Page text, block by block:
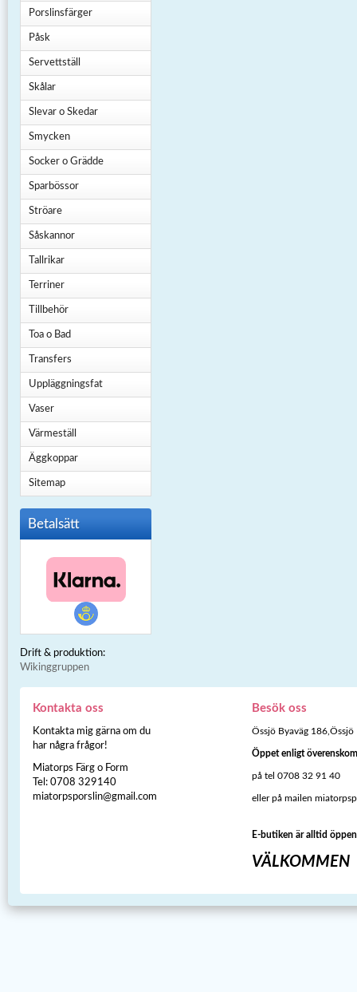
Porslinsfärger
Påsk
Servettställ
Skålar
Slevar o Skedar
Smycken
Socker o Grädde
Sparbössor
Ströare
Såskannor
Tallrikar
Terriner
Tillbehör
Toa o Bad
Transfers
Uppläggningsfat
Vaser
Värmeställ
Äggkoppar
Sitemap
Betalsätt
Drift & produktion:
Wikinggruppen
Kontakta oss
Kontakta mig gärna om du
har några frågor!
Miatorps Färg o Form
Tel: 0708 329140
miatorpsporslin@gmail.com
Besök oss
Össjö Byaväg 186,Össjö
Öppet enligt
på tel 0708 32 91 40
eller på mailen
E-butiken är alltid öppen
VÄLKOMMEN